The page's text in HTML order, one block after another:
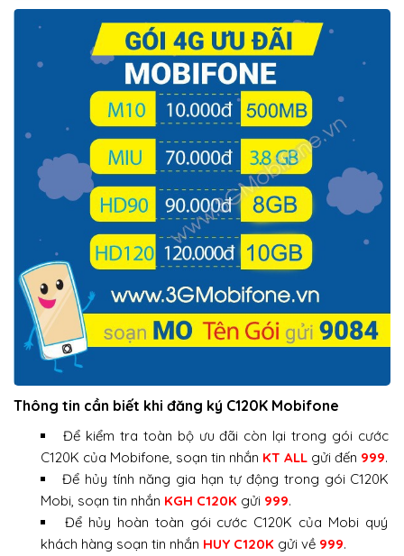
Thông tin cần biết khi đăng ký C120K Mobifone
Để kiểm tra toàn bộ ưu đãi còn lại trong gói cước
C120K của Mobifone, soạn tin nhắn KT ALL gửi đến 999.
Để hủy tính năng gia hạn tự động trong gói C120K
Mobi, soạn tin nhắn KGH C120K gửi 999.
Để hủy hoàn toàn gói cước C120K của Mobi quý
khách hàng soạn tin nhắn HUY C120K gửi về 999.